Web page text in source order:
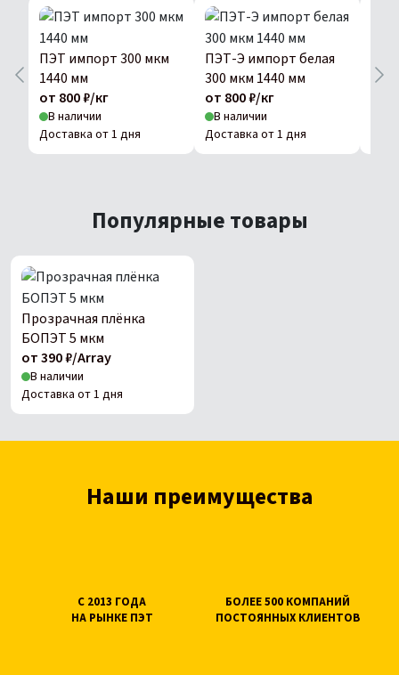
ПЭТ импорт 300 мкм
1440 мм
от 800 ₽/кг
В наличии
Доставка от 1 дня
ПЭТ-Э импорт белая
300 мкм 1440 мм
от 800 ₽/кг
В наличии
Доставка от 1 дня
Популярные товары
Прозрачная плёнка
БОПЭТ 5 мкм
от 390 ₽/Array
В наличии
Доставка от 1 дня
Наши преимущества
С 2013 ГОДА
НА РЫНКЕ ПЭТ
БОЛЕЕ 500 КОМПАНИЙ
ПОСТОЯННЫХ КЛИЕНТОВ